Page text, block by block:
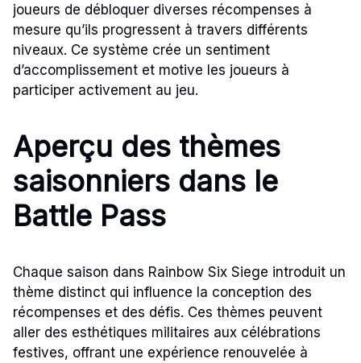
joueurs de débloquer diverses récompenses à
mesure qu’ils progressent à travers différents
niveaux. Ce système crée un sentiment
d’accomplissement et motive les joueurs à
participer activement au jeu.
Aperçu des thèmes
saisonniers dans le
Battle Pass
Chaque saison dans Rainbow Six Siege introduit un
thème distinct qui influence la conception des
récompenses et des défis. Ces thèmes peuvent
aller des esthétiques militaires aux célébrations
festives, offrant une expérience renouvelée à